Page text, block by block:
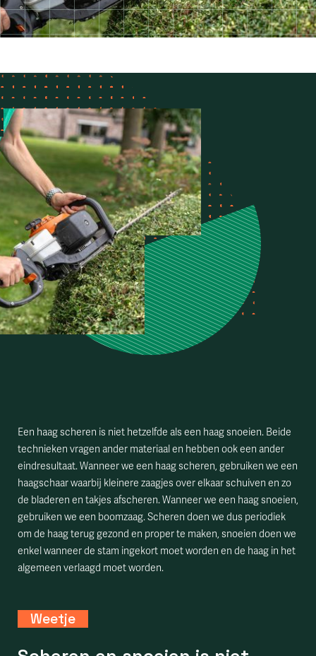
Een haag scheren is niet hetzelfde als een haag snoeien. Beide
technieken vragen ander materiaal en hebben ook een ander
eindresultaat. Wanneer we een haag scheren, gebruiken we een
haagschaar waarbij kleinere zaagjes over elkaar schuiven en zo
de bladeren en takjes afscheren. Wanneer we een haag snoeien,
gebruiken we een boomzaag. Scheren doen we dus periodiek
om de haag terug gezond en proper te maken, snoeien doen we
enkel wanneer de stam ingekort moet worden en de haag in het
algemeen verlaagd moet worden.
Weetje